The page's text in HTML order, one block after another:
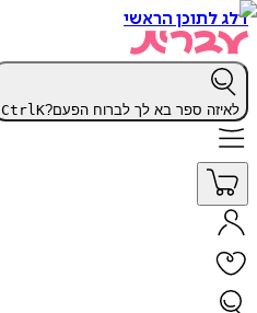
דלג לתוכן הראשי
לאיזה ספר בא לך לברוח הפעם? CtrlK